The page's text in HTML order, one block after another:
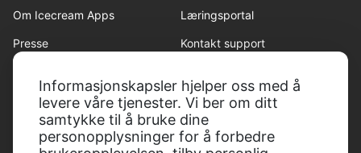
Informasjonskapsler hjelper oss med å
levere våre tjenester. Vi ber om ditt
samtykke til å bruke dine
personopplysninger for å forbedre
Om Icecream Apps
Presse
Partnere
Læringsportal
Kontakt support
Angrerett
Personvern